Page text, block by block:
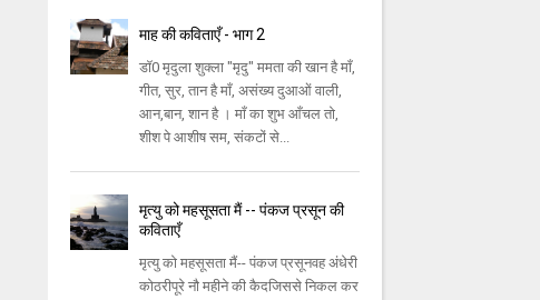
माह की कविताएँ - भाग 2
डॉ0 मृदुला शुक्ला "मृदु" ममता की खान है माँ,
गीत, सुर, तान है माँ, असंख्य दुआओं वाली,
आन,बान, शान है । माँ का शुभ आँचल तो,
शीश पे आशीष सम, संकटों से...
मृत्यु को महसूसता मैं -- पंकज प्रसून की
कविताएँ
मृत्यु को महसूसता मैं-- पंकज प्रसूनवह अंधेरी
कोठरीपूरे नौ महीने की कैदजिससे निकल कर